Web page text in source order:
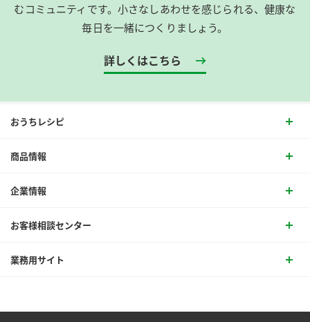
むコミュニティです。​小さなしあわせを感じられる、健康な
毎日を一緒につくりましょう。
詳しくはこちら
おうちレシピ
商品情報
企業情報
お客様相談センター
業務用サイト